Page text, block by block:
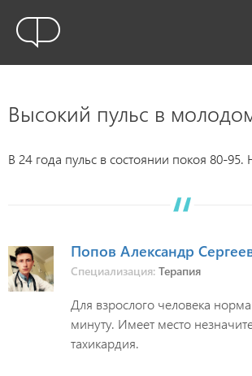
Высокий пульс в
В 24 года пульс в состоянии покоя 80-95.
Попов Александр
Специализация: Терапия
Для взрослого человека
минуту. Имеет место
тахикардия.